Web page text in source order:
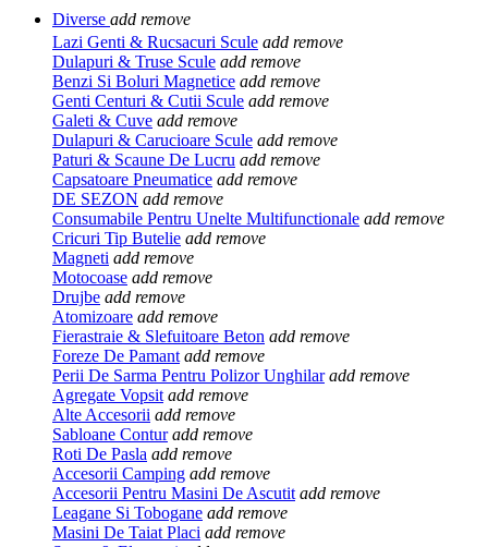
Diverse add remove
Lazi Genti & Rucsacuri Scule add remove
Dulapuri & Truse Scule add remove
Benzi Si Boluri Magnetice add remove
Genti Centuri & Cutii Scule add remove
Galeti & Cuve add remove
Dulapuri & Carucioare Scule add remove
Paturi & Scaune De Lucru add remove
Capsatoare Pneumatice add remove
DE SEZON add remove
Consumabile Pentru Unelte Multifunctionale add remove
Cricuri Tip Butelie add remove
Magneti add remove
Motocoase add remove
Drujbe add remove
Atomizoare add remove
Fierastraie & Slefuitoare Beton add remove
Foreze De Pamant add remove
Perii De Sarma Pentru Polizor Unghilar add remove
Agregate Vopsit add remove
Alte Accesorii add remove
Sabloane Contur add remove
Roti De Pasla add remove
Accesorii Camping add remove
Accesorii Pentru Masini De Ascutit add remove
Leagane Si Tobogane add remove
Masini De Taiat Placi add remove